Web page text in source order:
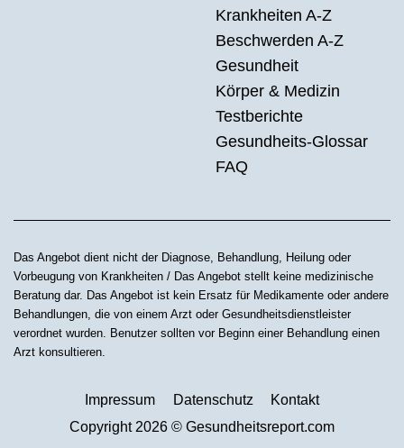
Krankheiten A-Z
Beschwerden A-Z
Gesundheit
Körper & Medizin
Testberichte
Gesundheits-Glossar
FAQ
Das Angebot dient nicht der Diagnose, Behandlung, Heilung oder
Vorbeugung von Krankheiten / Das Angebot stellt keine medizinische
Beratung dar. Das Angebot ist kein Ersatz für Medikamente oder andere
Behandlungen, die von einem Arzt oder Gesundheitsdienstleister
verordnet wurden. Benutzer sollten vor Beginn einer Behandlung einen
Arzt konsultieren.
Impressum Datenschutz
Kontakt
Copyright 2026 © Gesundheitsreport.com